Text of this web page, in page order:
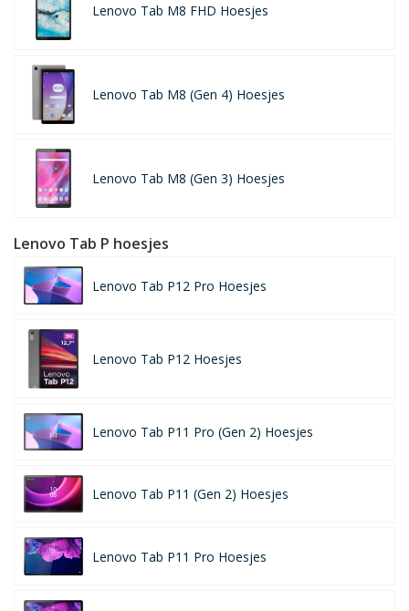
Lenovo Tab M8 FHD Hoesjes
Lenovo Tab M8 (Gen 4) Hoesjes
Lenovo Tab M8 (Gen 3) Hoesjes
Lenovo Tab P hoesjes
Lenovo Tab P12 Pro Hoesjes
Lenovo Tab P12 Hoesjes
Lenovo Tab P11 Pro (Gen 2) Hoesjes
Lenovo Tab P11 (Gen 2) Hoesjes
Lenovo Tab P11 Pro Hoesjes